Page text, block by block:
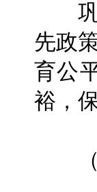
巩
先政
育公
裕，
（